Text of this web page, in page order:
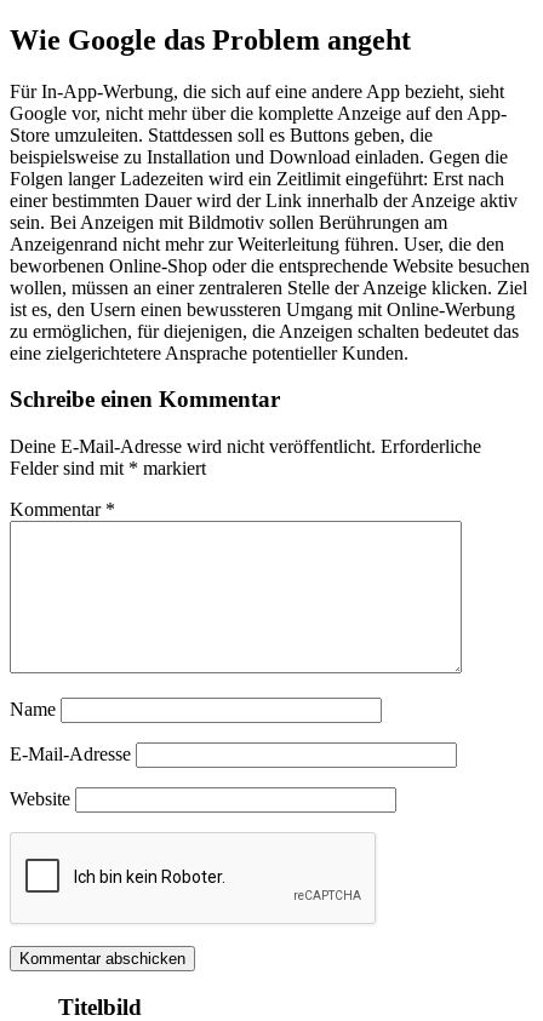
Wie Google das Problem angeht
Für In-App-Werbung, die sich auf eine andere App bezieht, sieht
Google vor, nicht mehr über die komplette Anzeige auf den App-
Store umzuleiten. Stattdessen soll es Buttons geben, die
beispielsweise zu Installation und Download einladen. Gegen die
Folgen langer Ladezeiten wird ein Zeitlimit eingeführt: Erst nach
einer bestimmten Dauer wird der Link innerhalb der Anzeige aktiv
sein. Bei Anzeigen mit Bildmotiv sollen Berührungen am
Anzeigenrand nicht mehr zur Weiterleitung führen. User, die den
beworbenen Online-Shop oder die entsprechende Website besuchen
wollen, müssen an einer zentraleren Stelle der Anzeige klicken. Ziel
ist es, den Usern einen bewussteren Umgang mit Online-Werbung
zu ermöglichen, für diejenigen, die Anzeigen schalten bedeutet das
eine zielgerichtetere Ansprache potentieller Kunden.
Schreibe einen Kommentar
Deine E-Mail-Adresse wird nicht veröffentlicht. Erforderliche
Felder sind mit * markiert
Kommentar *
Name
E-Mail-Adresse
Website
Titelbild